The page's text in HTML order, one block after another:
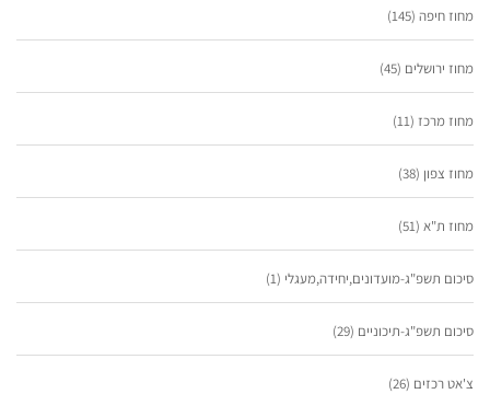
מחוז חיפה (145)
מחוז ירושלים (45)
מחוז מרכז (11)
מחוז צפון (38)
מחוז ת"א (51)
סיכום תשפ"ג-מועדונים,יחידה,מעגלי (1)
סיכום תשפ"ג-תיכוניים (29)
צ'אט רכזים (26)